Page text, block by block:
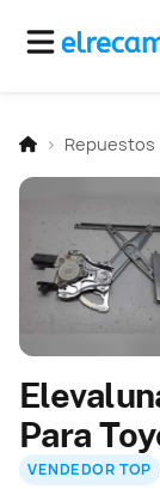
Repuestos
Para
VENDEDOR TOP